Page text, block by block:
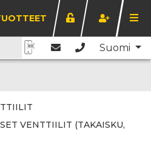
Suomi
VENTTIILIT (TAKAISKU,